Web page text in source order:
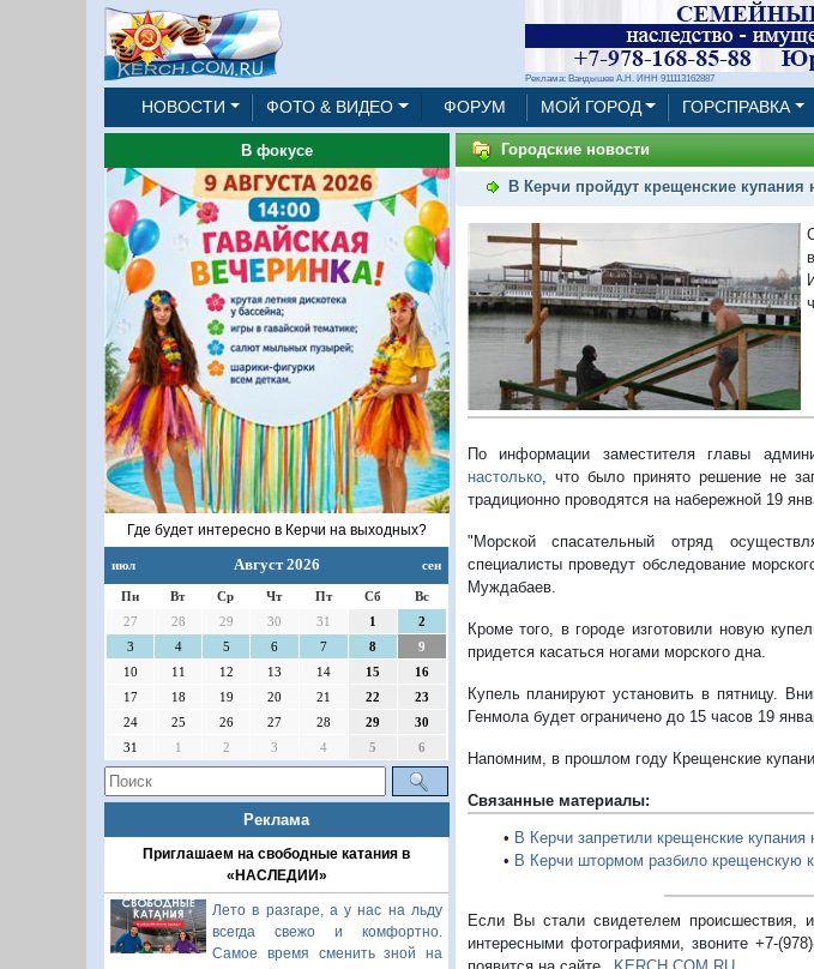
Реклама: Вандышев А.Н. ИНН 911113162887
НОВОСТИ ФОТО & ВИДЕО ФОРУМ МОЙ ГОРОД ГОРСПРАВКА
В фокусе
Где будет интересно в Керчи на выходных?
июл Август 2026 сен
Пн Вт Ср Чт Пт Сб
Вс
27
28 29 30 31 1
2
3
4 5 6 7 8
9
10
11 12 13 14 15
16
17
18 19 20 21 22
23
24
25 26 27 28 29
30
31
1 2 3 4 5 6
Реклама
Приглашаем на свободные катания в
«НАСЛЕДИИ»
Лето в разгаре, а у нас на льду
всегда свежо и комфортно.
Самое время сменить зной на
Городские новости
В Керчи пройдут крещенские купания
По информации заместителя главы
настолько, что было принято решение не
традиционно проводятся на набережной 19
"Морской спасательный отряд
специалисты проведут обследование
Муждабаев.
Кроме того, в городе изготовили новую
придется касаться ногами морского дна.
Купель планируют установить в пятницу.
Генмола будет ограничено до 15 часов 19
Напомним, в прошлом году Крещенские
Связанные материалы:
• В Керчи запретили крещенские купания
• В Керчи штормом разбило крещенскую
Если Вы стали свидетелем происшествия,
интересными фотографиями, звоните +7-